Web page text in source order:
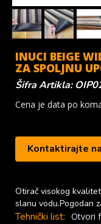
INUCI BEIGE
ZA SPOLJNU
Šifra Artikla:
Cena je data po
Kontaktirajte
Otirač visokog
slanu vodu.Pogodan
Tehnički list: Otvori